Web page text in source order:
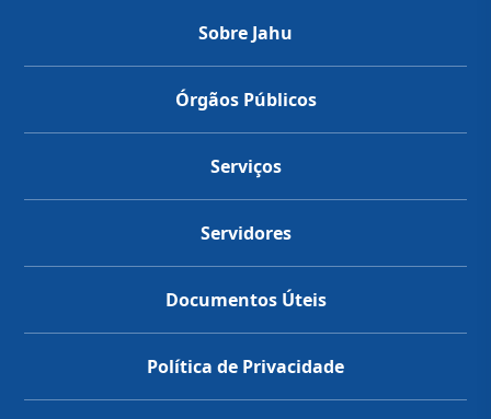
Sobre Jahu
Órgãos Públicos
Serviços
Servidores
Documentos Úteis
Política de Privacidade